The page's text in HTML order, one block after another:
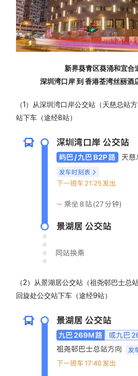
新界葵青区葵涌和宜合
深圳湾口岸 到 香港荃湾丝丽酒
（1）从深圳湾口岸公交站（天慈总站
站下车（途经8站）
（2）从景湖居公交站（祖尧邨巴士
回旋处公交站下车（途经9站）